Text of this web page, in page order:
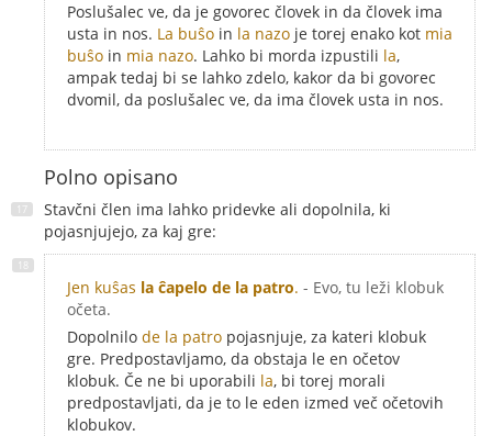
Poslušalec ve, da je govorec človek in da človek ima
usta in nos. La buŝo in la nazo je torej enako kot mia
buŝo in mia nazo. Lahko bi morda izpustili la,
ampak tedaj bi se lahko zdelo, kakor da bi govorec
dvomil, da poslušalec ve, da ima človek usta in nos.
Polno opisano
Stavčni člen ima lahko pridevke ali dopolnila, ki
pojasnjujejo, za kaj gre:
Jen kuŝas la ĉapelo de la patro. - Evo, tu leži klobuk
očeta.
Dopolnilo de la patro pojasnjuje, za kateri klobuk
gre. Predpostavljamo, da obstaja le en očetov
klobuk. Če ne bi uporabili la, bi torej morali
predpostavljati, da je to le eden izmed več očetovih
klobukov.